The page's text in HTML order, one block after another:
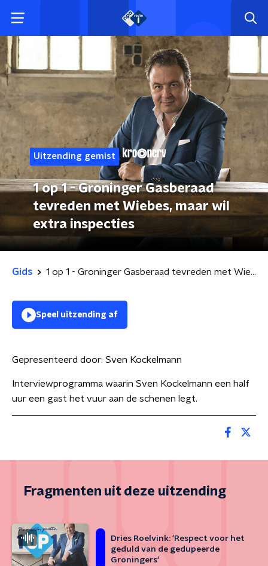
Uitzending gemist
1 op 1 - Groninger Gasberaad
tevreden met Wiebes, maar wil
extra inspecties
Gids 1 op 1 - Groninger Gasberaad tevreden met Wiebes, maar wil extra inspecties
Speel uitzending af
Gepresenteerd door: Sven Kockelmann
Interviewprogramma waarin Sven Kockelmann een half
uur een gast het vuur aan de schenen legt.
Fragmenten uit deze uitzending
Dries Roelvink: 'Respect voor het
geduld van de gedupeerde
Groningers'